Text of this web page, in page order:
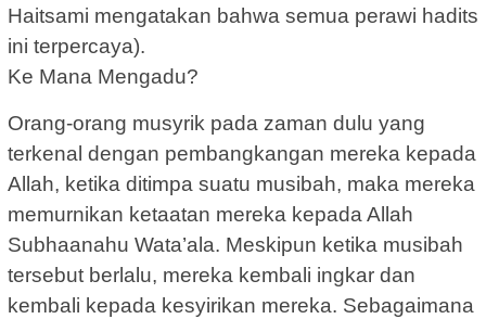
Haitsami mengatakan bahwa semua perawi hadits
ini terpercaya).
Ke Mana Mengadu?
Orang-orang musyrik pada zaman dulu yang
terkenal dengan pembangkangan mereka kepada
Allah, ketika ditimpa suatu musibah, maka mereka
memurnikan ketaatan mereka kepada Allah
Subhaanahu Wata’ala. Meskipun ketika musibah
tersebut berlalu, mereka kembali ingkar dan
kembali kepada kesyirikan mereka. Sebagaimana